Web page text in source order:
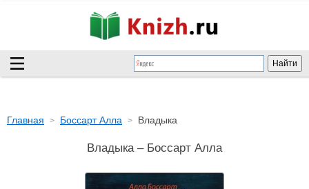
Главная Боссарт Алла Владыка
Владыка – Боссарт Алла